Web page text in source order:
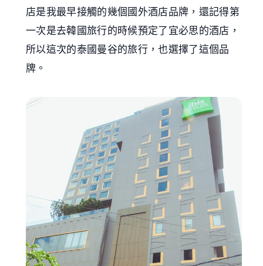
店是我最早接觸的幾個國外酒店品牌，還記得第
一次是去韓國旅行的時候預定了宜必思的酒店，
所以這次的泰國曼谷的旅行，也選擇了這個品
牌。